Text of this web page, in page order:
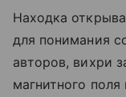
Находка
для понимания
авторов, вихри
магнитного